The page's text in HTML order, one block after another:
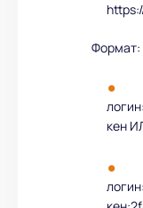
Формат:
кен